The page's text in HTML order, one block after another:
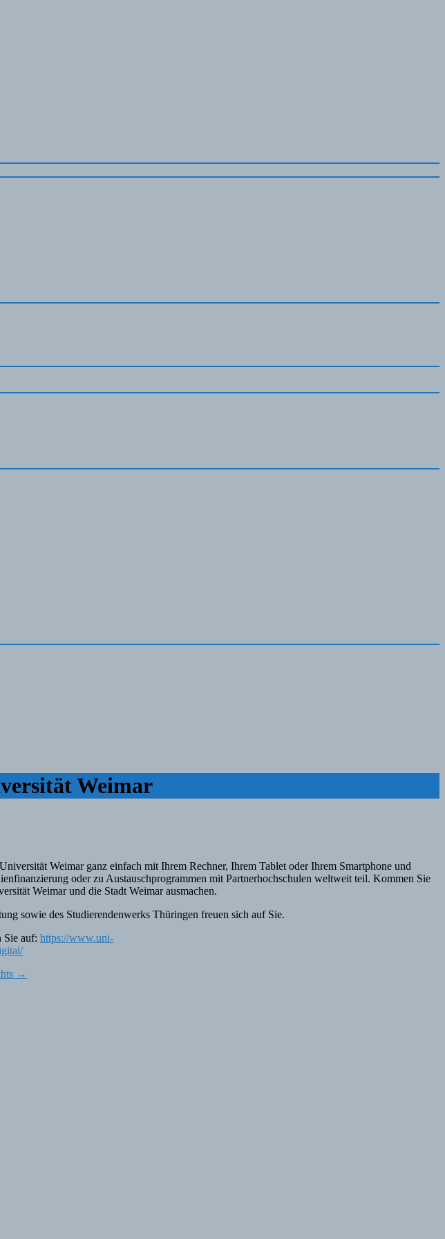
Weimar
Weimar ganz einfach mit Ihrem Rechner, Ihrem Tablet oder Ihrem Smartphone und
oder zu Austauschprogrammen mit Partnerhochschulen weltweit teil. Kommen Sie
Weimar und die Stadt Weimar ausmachen.
sowie des Studierendenwerks Thüringen freuen sich auf Sie.
Sie auf: https://www.uni-
→